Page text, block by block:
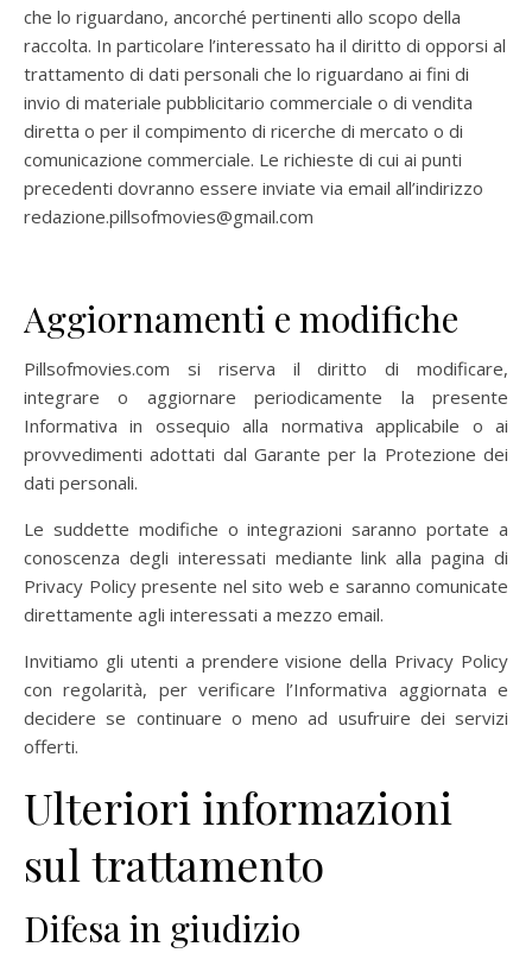
che lo riguardano, ancorché pertinenti allo scopo della
raccolta. In particolare l’interessato ha il diritto di opporsi al
trattamento di dati personali che lo riguardano ai fini di
invio di materiale pubblicitario commerciale o di vendita
diretta o per il compimento di ricerche di mercato o di
comunicazione commerciale. Le richieste di cui ai punti
precedenti dovranno essere inviate via email all’indirizzo
redazione.pillsofmovies@gmail.com
Aggiornamenti e modifiche
Pillsofmovies.com si riserva il diritto di modificare,
integrare o aggiornare periodicamente la presente
Informativa in ossequio alla normativa applicabile o ai
provvedimenti adottati dal Garante per la Protezione dei
dati personali.
Le suddette modifiche o integrazioni saranno portate a
conoscenza degli interessati mediante link alla pagina di
Privacy Policy presente nel sito web e saranno comunicate
direttamente agli interessati a mezzo email.
Invitiamo gli utenti a prendere visione della Privacy Policy
con regolarità, per verificare l’Informativa aggiornata e
decidere se continuare o meno ad usufruire dei servizi
offerti.
Ulteriori informazioni
sul trattamento
Difesa in giudizio